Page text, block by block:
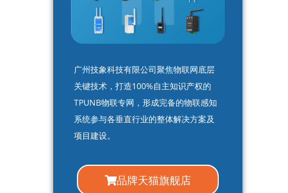
广州技象科技有限公司聚焦物联网底层
关键技术，打造100%自主知识产权的
TPUNB物联专网，形成完备的物联感知
系统参与各垂直行业的整体解决方案及
项目建设。
品牌天猫旗舰店